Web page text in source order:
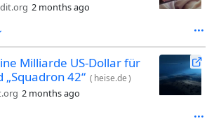
2 months ago
Milliarde US-Dollar für
„Squadron 42“ ( heise.de)
2 months ago